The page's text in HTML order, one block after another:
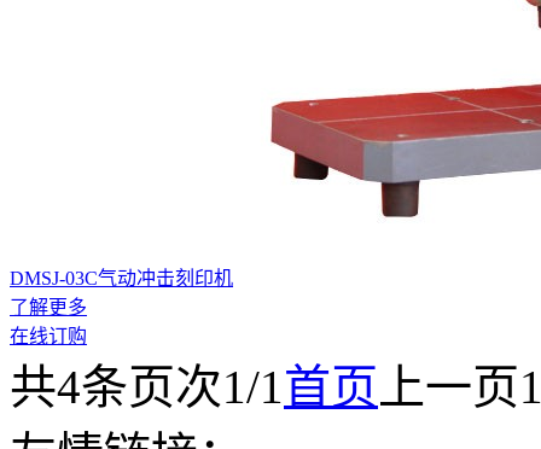
DMSJ-03C气动冲击刻印机
了解更多
在线订购
共4条页次1/1首页 上一页